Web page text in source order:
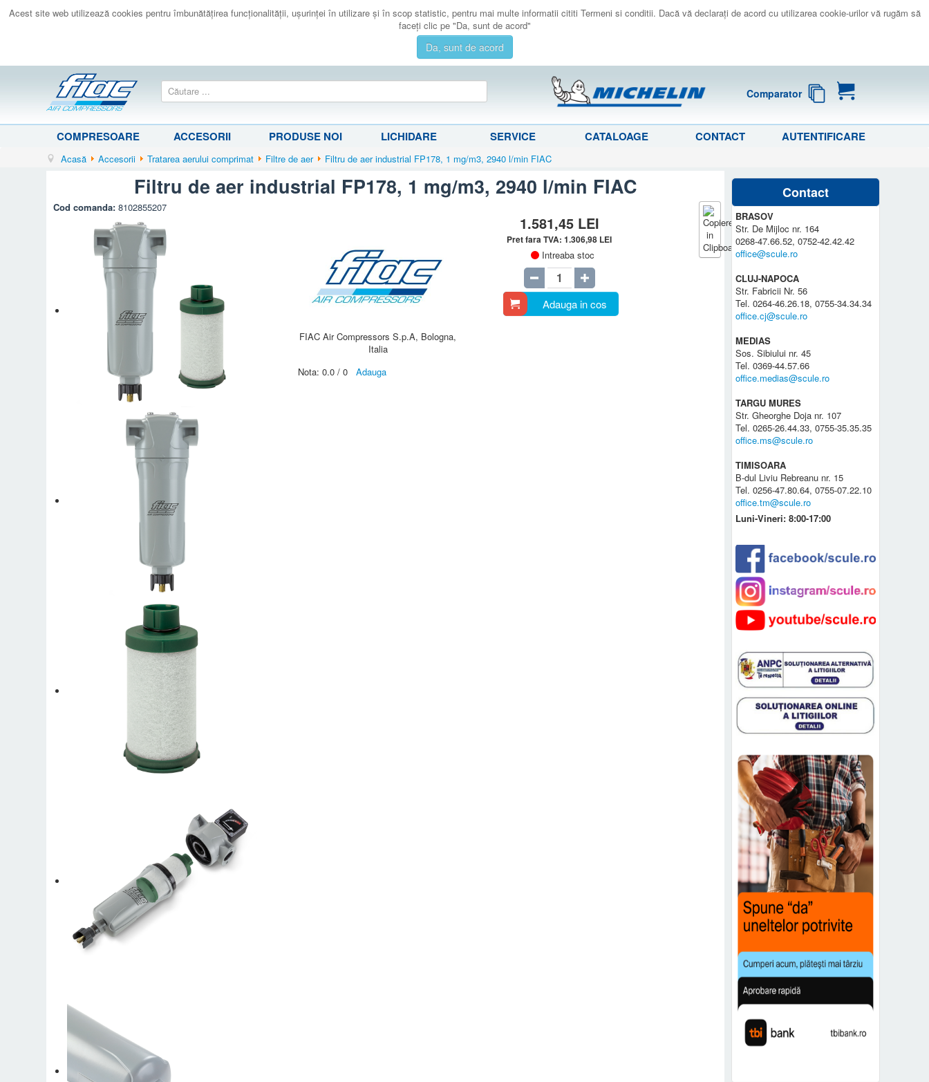
Acest site web utilizează cookies pentru îmbunătăţirea funcţionalităţii, uşurinţei în utilizare şi în scop statistic, pentru mai multe informatii cititi Termeni si conditii. Dacă vă declaraţi de acord cu utilizarea cookie-urilor vă rugăm să
faceţi clic pe "Da, sunt de acord"
Da, sunt de acord
Comparator
COMPRESOARE ACCESORII PRODUSE NOI LICHIDARE SERVICE CATALOAGE CONTACT AUTENTIFICARE
Acasă Accesorii Tratarea aerului comprimat Filtre de aer Filtru de aer industrial FP178, 1 mg/m3, 2940 l/min FIAC
Filtru de aer industrial FP178, 1 mg/m3, 2940 l/min FIAC
Cod comanda:8102855207
FIAC Air Compressors S.p.A, Bologna,
Italia
Nota: 0.0 / 0 Adauga
1.581,45 LEI
Pret fara TVA:1.306,98 LEI
Intreaba stoc
Adauga in cos
Contact
BRASOV
Str. De Mijloc nr. 164
0268-47.66.52, 0752-42.42.42
office@scule.ro
CLUJ-NAPOCA
Str. Fabricii Nr. 56
Tel. 0264-46.26.18, 0755-34.34.34
office.cj@scule.ro
MEDIAS
Sos. Sibiului nr. 45
Tel. 0369-44.57.66
office.medias@scule.ro
TARGU MURES
Str. Gheorghe Doja nr. 107
Tel. 0265-26.44.33, 0755-35.35.35
office.ms@scule.ro
TIMISOARA
B-dul Liviu Rebreanu nr. 15
Tel. 0256-47.80.64, 0755-07.22.10
office.tm@scule.ro
Luni-Vineri: 8:00-17:00